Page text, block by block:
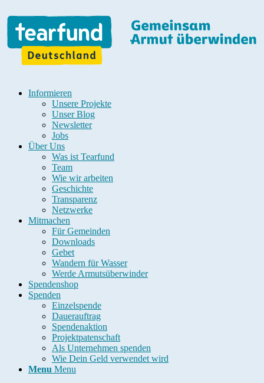
Informieren
Unsere Projekte
Unser Blog
Newsletter
Jobs
Über Uns
Was ist Tearfund
Team
Wie wir arbeiten
Geschichte
Transparenz
Netzwerke
Mitmachen
Für Gemeinden
Downloads
Gebet
Wandern für Wasser
Werde Armutsüberwinder
Spendenshop
Spenden
Einzelspende
Dauerauftrag
Spendenaktion
Projektpatenschaft
Als Unternehmen spenden
Wie Dein Geld verwendet wird
Menu Menu